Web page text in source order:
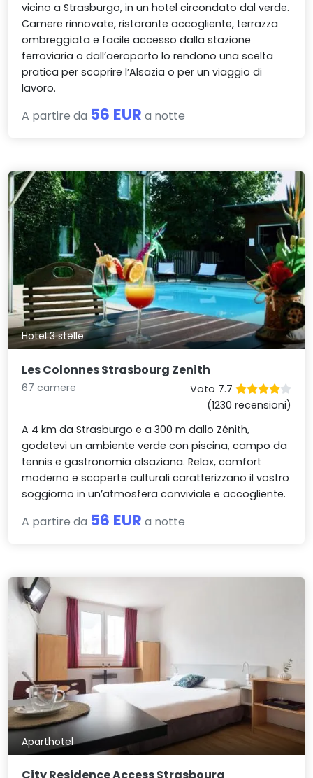
vicino a Strasburgo, in un hotel circondato dal verde.
Camere rinnovate, ristorante accogliente, terrazza
ombreggiata e facile accesso dalla stazione
ferroviaria o dall’aeroporto lo rendono una scelta
pratica per scoprire l’Alsazia o per un viaggio di
lavoro.
A partire da 56 EUR a notte
Hotel 3 stelle
Les Colonnes Strasbourg Zenith
67 camere
Voto 7.7
(1230 recensioni)
A 4 km da Strasburgo e a 300 m dallo Zénith,
godetevi un ambiente verde con piscina, campo da
tennis e gastronomia alsaziana. Relax, comfort
moderno e scoperte culturali caratterizzano il vostro
soggiorno in un’atmosfera conviviale e accogliente.
A partire da 56 EUR a notte
Aparthotel